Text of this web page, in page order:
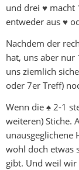
und drei ♥ macht
entweder aus ♥
Nachdem der
hat, uns aber nur
uns ziemlich
oder 7er Treff)
Wenn die ♠ 2-1
weiteren) Stiche.
unausgeglichene
wohl doch etwas
gibt. Und weil wir